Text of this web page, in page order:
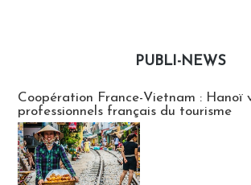
PUBLI-NEWS
Coopération France-Vietnam : Hanoï
professionnels français du tourisme